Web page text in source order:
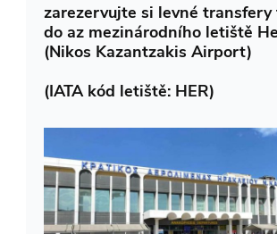
zarezervujte si levné transfery
do az mezinárodního letiště
(Nikos Kazantzakis Airport)
(IATA kód letiště: HER)